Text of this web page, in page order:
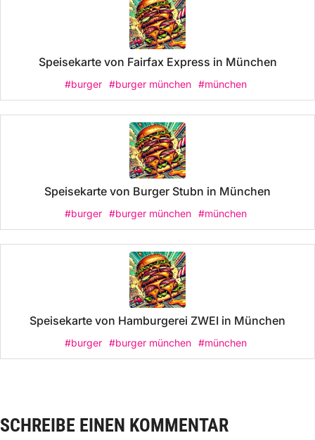
Speisekarte von Fairfax Express in München
#burger #burger münchen #münchen
Speisekarte von Burger Stubn in München
#burger #burger münchen #münchen
Speisekarte von Hamburgerei ZWEI in München
#burger #burger münchen #münchen
SCHREIBE EINEN KOMMENTAR